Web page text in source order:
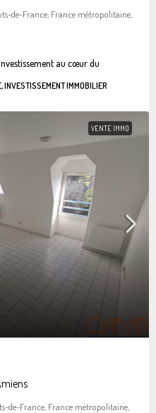
de-France, France métropolitaine,
au cœur du
INVESTISSEMENT IMMOBILIER
VENTE IMMO
de-France, France métropolitaine,